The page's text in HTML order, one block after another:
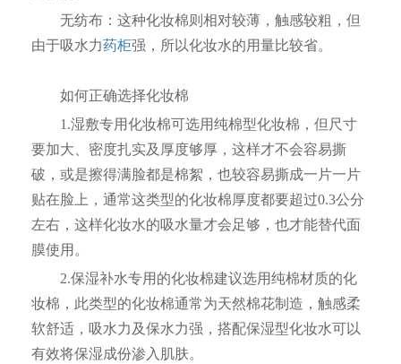
无纺布：这种化妆棉则相对较薄，触感较粗，但
由于吸水力药柜强，所以化妆水的用量比较省。
如何正确选择化妆棉
1.湿敷专用化妆棉可选用纯棉型化妆棉，但尺寸
要加大、密度扎实及厚度够厚，这样才不会容易撕
破，或是擦得满脸都是棉絮，也较容易撕成一片一片
贴在脸上，通常这类型的化妆棉厚度都要超过0.3公分
左右，这样化妆水的吸水量才会足够，也才能替代面
膜使用。
2.保湿补水专用的化妆棉建议选用纯棉材质的化
妆棉，此类型的化妆棉通常为天然棉花制造，触感柔
软舒适，吸水力及保水力强，搭配保湿型化妆水可以
有效将保湿成份渗入肌肤。